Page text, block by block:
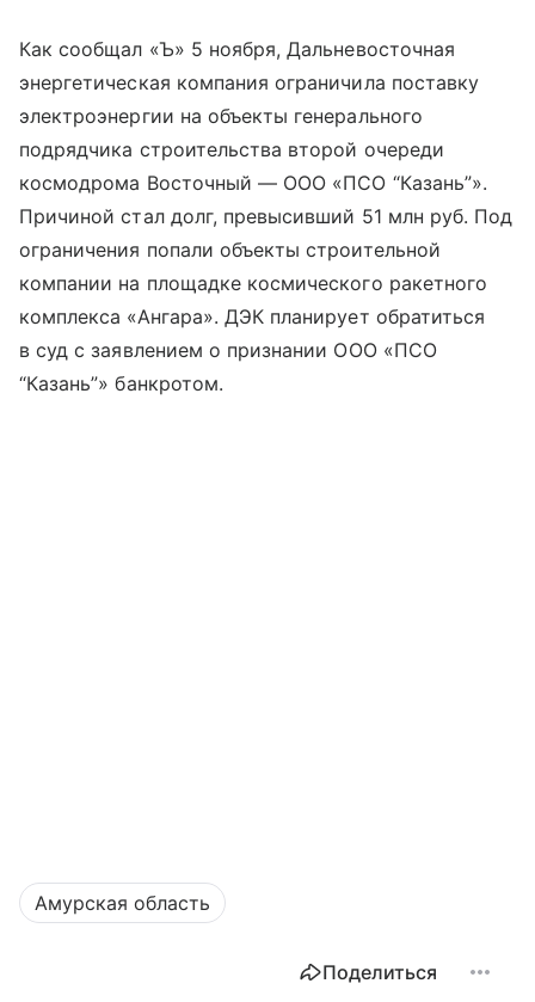
Как сообщал «Ъ» 5 ноября, Дальневосточная
энергетическая компания ограничила поставку
электроэнергии на объекты генерального
подрядчика строительства второй очереди
космодрома Восточный — ООО «ПСО “Казань”».
Причиной стал долг, превысивший 51 млн руб. Под
ограничения попали объекты строительной
компании на площадке космического ракетного
комплекса «Ангара». ДЭК планирует обратиться
в суд с заявлением о признании ООО «ПСО
“Казань”» банкротом.
Амурская область
Поделиться